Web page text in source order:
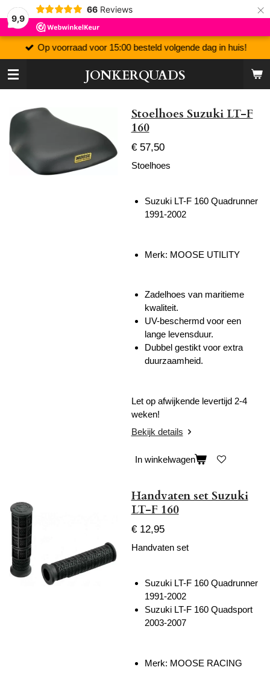
9,9
66 Reviews ×
JONKERQUADS
Op voorraad voor 15:00 besteld volgende dag in huis!
Stoelhoes Suzuki LT-F
160
€ 57,50
Stoelhoes
Suzuki LT-F 160 Quadrunner
1991-2002
Merk: MOOSE UTILITY
Zadelhoes van maritieme
kwaliteit.
UV-beschermd voor een
lange levensduur.
Dubbel gestikt voor extra
duurzaamheid.
Let op afwijkende levertijd 2-4
weken!
Bekijk details
In winkelwagen
Handvaten set Suzuki
LT-F 160
€ 12,95
Handvaten set
Suzuki LT-F 160 Quadrunner
1991-2002
Suzuki LT-F 160 Quadsport
2003-2007
Merk: MOOSE RACING